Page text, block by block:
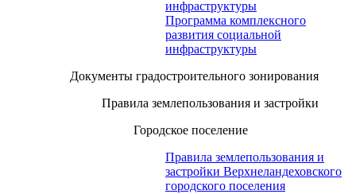
инфраструктуры
Программа комплексного
развития социальной
инфраструктуры
Документы градостроительного зонирования
Правила землепользования и застройки
Городское поселение
Правила землепользования и
застройки Верхнеландеховского
городского поселения